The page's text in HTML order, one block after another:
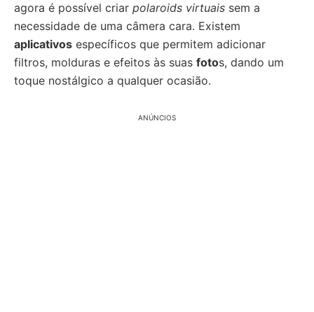
agora é possível criar polaroids virtuais sem a
necessidade de uma câmera cara. Existem
aplicativos específicos que permitem adicionar
filtros, molduras e efeitos às suas fotos, dando um
toque nostálgico a qualquer ocasião.
ANÚNCIOS